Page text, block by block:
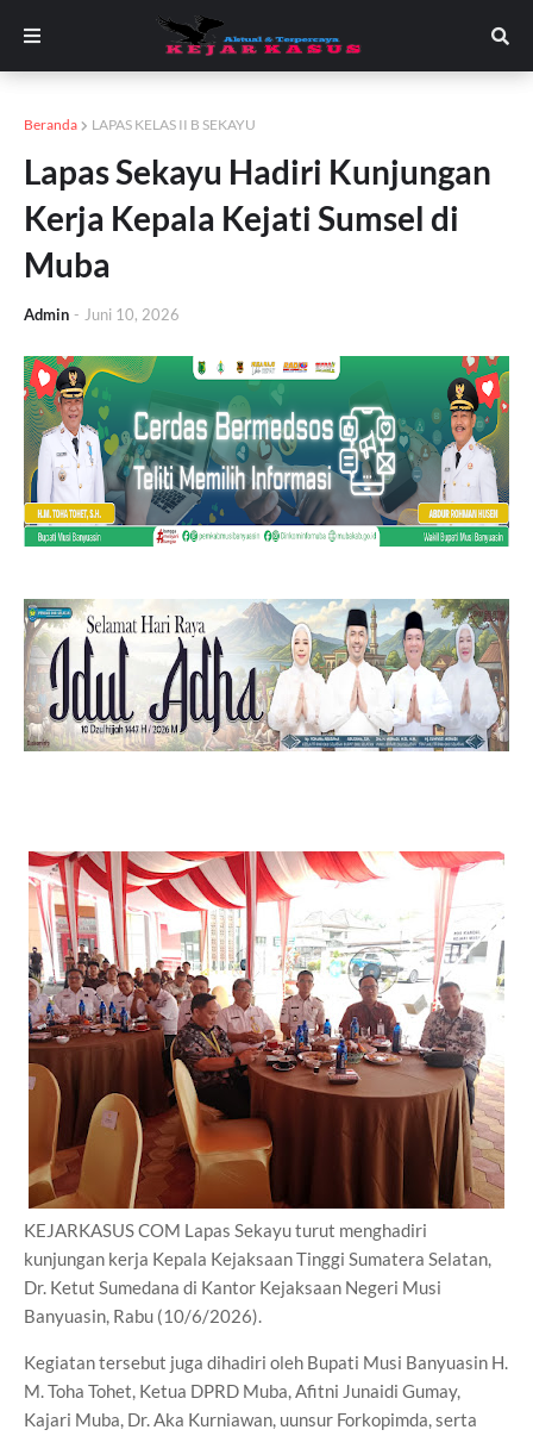
Beranda LAPAS KELAS II B SEKAYU
Lapas Sekayu Hadiri Kunjungan
Kerja Kepala Kejati Sumsel di
Muba
Admin - Juni 10, 2026
KEJARKASUS COM Lapas Sekayu turut menghadiri
kunjungan kerja Kepala Kejaksaan Tinggi Sumatera Selatan,
Dr. Ketut Sumedana di Kantor Kejaksaan Negeri Musi
Banyuasin, Rabu (10/6/2026).
Kegiatan tersebut juga dihadiri oleh Bupati Musi Banyuasin H.
M. Toha Tohet, Ketua DPRD Muba, Afitni Junaidi Gumay,
Kajari Muba, Dr. Aka Kurniawan, uunsur Forkopimda, serta